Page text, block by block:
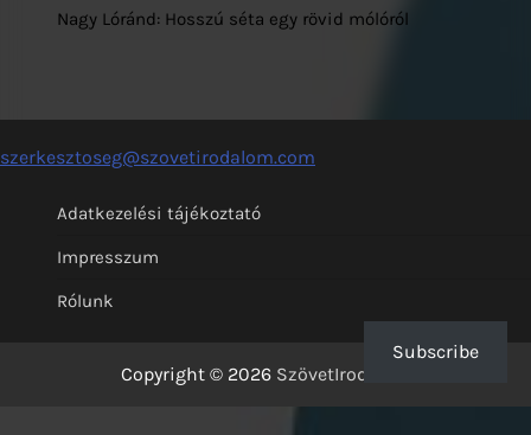
Nagy Lóránd: Hosszú séta egy rövid mólóról
szerkesztoseg@szovetirodalom.com
Adatkezelési tájékoztató
Impresszum
Rólunk
Copyright © 2026 SzövetIrodalom
Subscribe